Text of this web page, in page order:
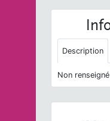
Description
Non